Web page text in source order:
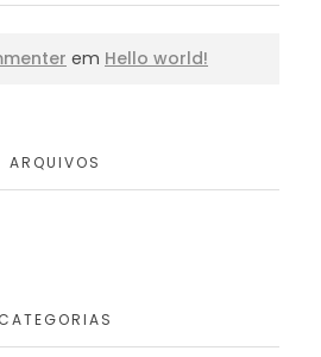
em Hello world!
ARQUIVOS
CATEGORIAS